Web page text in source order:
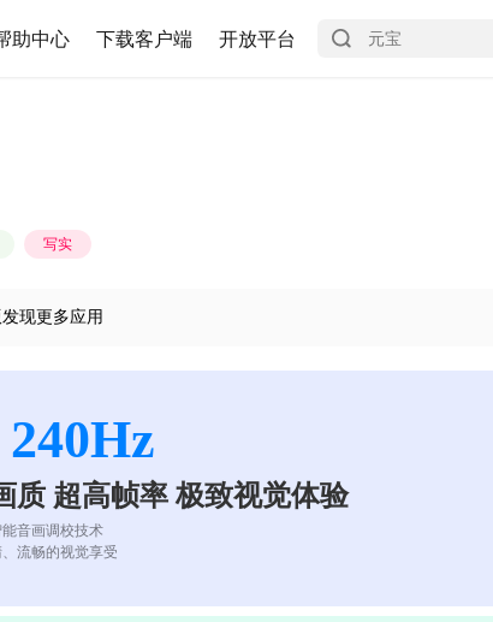
助中心 下载客户端 开放平台
写实
现更多应用
质 超高帧率 极致视觉体验
音画调校技术
流畅的视觉享受